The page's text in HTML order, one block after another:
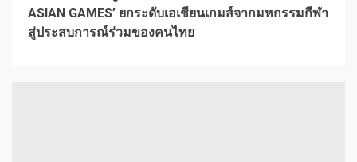
ASIAN GAMES’ ยกระดับเอเชียนเกมส์จากมหกรรมกีฬา
สู่ประสบการณ์ร่วมของคนไทย